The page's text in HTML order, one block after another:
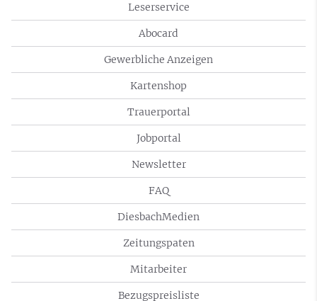
Leserservice
Abocard
Gewerbliche Anzeigen
Kartenshop
Trauerportal
Jobportal
Newsletter
FAQ
DiesbachMedien
Zeitungspaten
Mitarbeiter
Bezugspreisliste